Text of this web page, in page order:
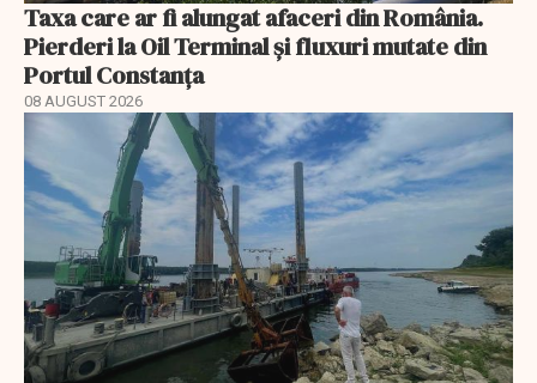
Taxa care ar fi alungat afaceri din România.
Pierderi la Oil Terminal și fluxuri mutate din
Portul Constanța
08 AUGUST 2026